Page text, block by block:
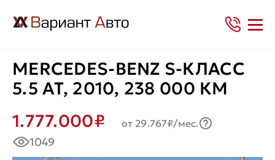
MERCEDES-BENZ S-КЛАСС
5.5 AT, 2010, 238 000 КМ
1.777.000₽
от 29.767₽/мес.
1049